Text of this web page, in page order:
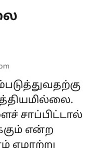
சாப்பிட்டால்
என்ற